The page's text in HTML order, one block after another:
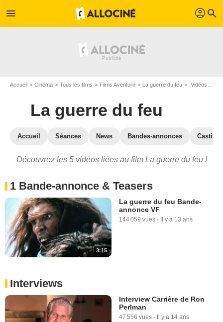
menu profil search
Accueil Cinéma Tous les films Films Aventure La guerre du feu Vidéos du film La guerre du feu
La guerre du feu
Accueil Séances News Bandes-annonces Casting
Découvrez les 5 vidéos liées au film La guerre du feu !
1 Bande-annonce & Teasers
3:15
La guerre du feu Bande-
annonce VF
144 059 vues - Il y a 13 ans
Interviews
Interview Carrière de Ron
Perlman
47 556 vues - Il y a 14 ans